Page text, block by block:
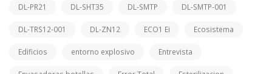
DL-PR21 DL-SHT35 DL-SMTP DL-SMTP-001
DL-TRS12-001 DL-ZN12 ECO1 Ei Ecosistema
Edificios entorno explosivo Entrevista